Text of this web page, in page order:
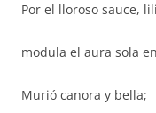
Por el lloroso sauce,
modula el aura sola
Murió canora y bella;